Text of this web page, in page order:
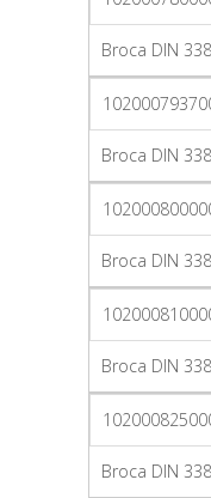
Broca DIN
Broca DIN
Broca DIN
Broca DIN
Broca DIN